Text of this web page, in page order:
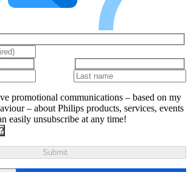
promotional communications – based on my
– about Philips products, services, events
easily unsubscribe at any time!
Submit